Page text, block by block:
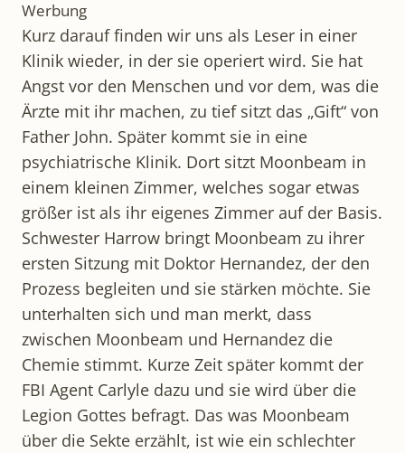
Werbung
Kurz darauf finden wir uns als Leser in einer
Klinik wieder, in der sie operiert wird. Sie hat
Angst vor den Menschen und vor dem, was die
Ärzte mit ihr machen, zu tief sitzt das „Gift“ von
Father John. Später kommt sie in eine
psychiatrische Klinik. Dort sitzt Moonbeam in
einem kleinen Zimmer, welches sogar etwas
größer ist als ihr eigenes Zimmer auf der Basis.
Schwester Harrow bringt Moonbeam zu ihrer
ersten Sitzung mit Doktor Hernandez, der den
Prozess begleiten und sie stärken möchte. Sie
unterhalten sich und man merkt, dass
zwischen Moonbeam und Hernandez die
Chemie stimmt. Kurze Zeit später kommt der
FBI Agent Carlyle dazu und sie wird über die
Legion Gottes befragt. Das was Moonbeam
über die Sekte erzählt, ist wie ein schlechter